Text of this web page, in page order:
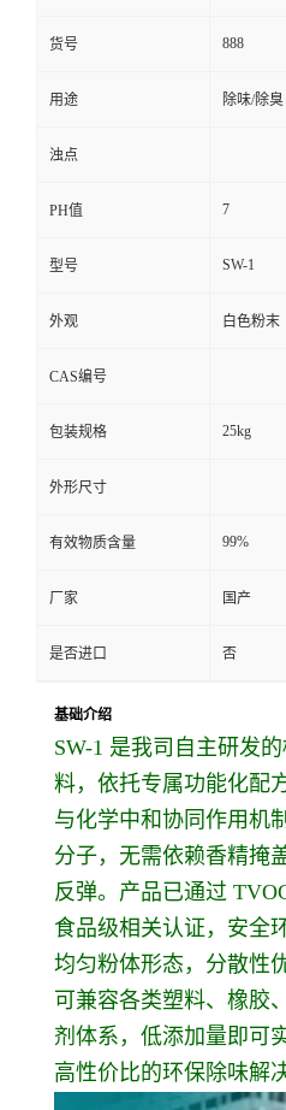
货号 888
用途 除味/除臭
浊点
PH值 7
型号 SW-1
外观 白色粉末
CAS编号
包装规格 25kg
外形尺寸
有效物质含量 99%
厂家 国产
是否进口 否
基础介绍
SW-1 是我司自主研发
料，依托专属功能化配
与化学中和协同作用机
分子，无需依赖香精掩
反弹。产品已通过
食品级相关认证，安全
均匀粉体形态，分散性
可兼容各类塑料、橡胶
剂体系，低添加量即可
高性价比的环保除味解